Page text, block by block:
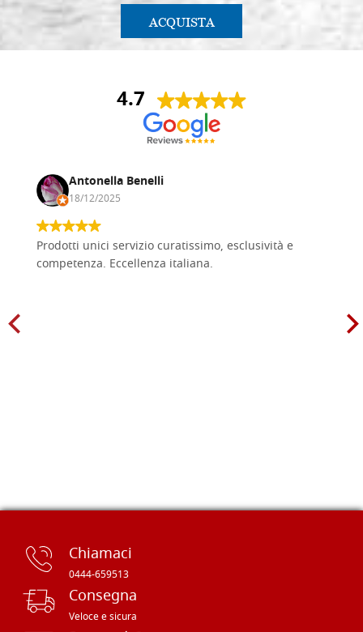
ACQUISTA
4.7
Antonella Benelli
18/12/2025
Prodotti unici servizio curatissimo, esclusività e
competenza. Eccellenza italiana.
Chiamaci
0444-659513
Consegna
Veloce e sicura